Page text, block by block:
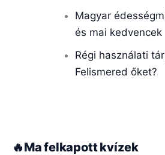
Magyar
és mai kedvencek
Régi használati
Felismered őket?
🔥Ma felkapott kvízek